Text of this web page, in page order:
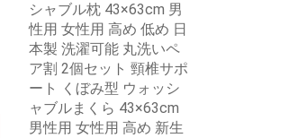
シャブル枕 43×63cm 男
性用 女性用 高め 低め 日
本製 洗濯可能 丸洗いペ
ア割 2個セット 頸椎サポ
ート くぼみ型 ウォッシ
ャブルまくら 43×63cm
男性用 女性用 高め 新生